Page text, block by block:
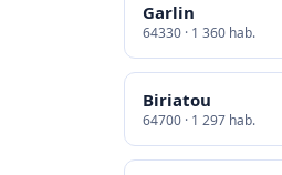
Garlin
64330 · 1 360 hab.
Biriatou
64700 · 1 297 hab.